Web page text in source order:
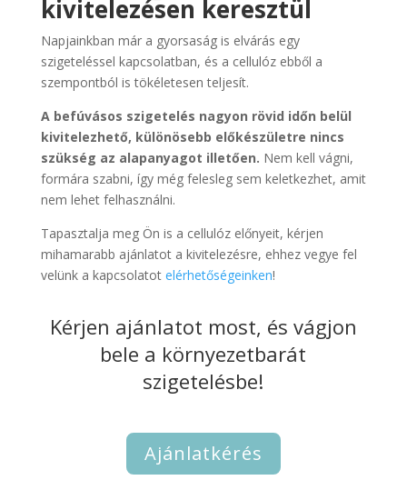
kivitelezésen keresztül
Napjainkban már a gyorsaság is elvárás egy
szigeteléssel kapcsolatban, és a cellulóz ebből a
szempontból is tökéletesen teljesít.
A befúvásos szigetelés nagyon rövid időn belül
kivitelezhető, különösebb előkészületre nincs
szükség az alapanyagot illetően. Nem kell vágni,
formára szabni, így még felesleg sem keletkezhet, amit
nem lehet felhasználni.
Tapasztalja meg Ön is a cellulóz előnyeit, kérjen
mihamarabb ajánlatot a kivitelezésre, ehhez vegye fel
velünk a kapcsolatot elérhetőségeinken!
Kérjen ajánlatot most, és vágjon
bele a környezetbarát
szigetelésbe!
Ajánlatkérés